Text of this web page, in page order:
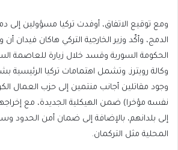
ومع توقيع الاتفاق، أوفدت تركيا مسؤولين
الدمج، وأكّد وزير الخارجية التركي هاكان فيدان
الحكومة السورية وقسد خلال زيارة للعاصمة
وكالة رويترز. وتشمل اهتمامات تركيا الرئيسية
وجود مقاتلين أجانب منتمين إلى حزب العمال
نفسه مؤخرا) ضمن الهيكلية الجديدة، مع
إلى بلدانهم، بالإضافة إلى ضمان أمن الحدود
المحلية مثل التركمان.